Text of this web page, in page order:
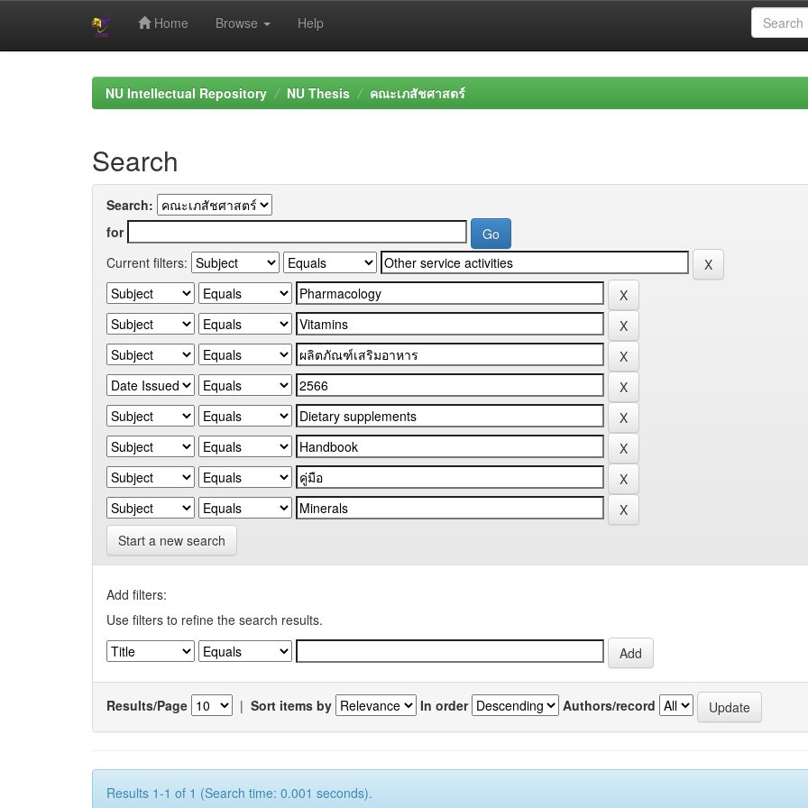
Home Browse Help
NU Intellectual Repository NU Thesis คณะเภสัชศาสตร์
Search
Search:
for
Current filters:
Start a new search
Add filters:
Use filters to refine the search results.
Results/Page | Sort items by In order Authors/record
Results 1-1 of 1 (Search time: 0.001 seconds).